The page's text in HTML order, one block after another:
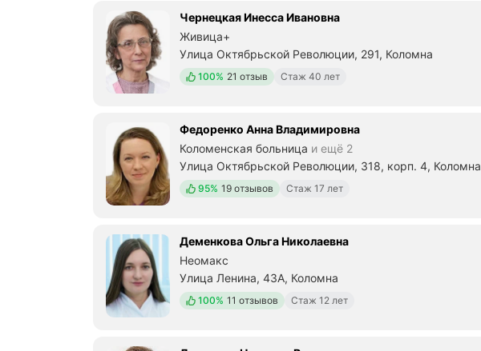
л
я
К
н
ы
)
.
В
ш
е
й
с
Чернецкая Инесса Ивановна
Живица+
Улица Октябрьской Революции, 291, Коломна
Положительных отзывов
100% 21 отзыв Стаж 40 лет
Федоренко Анна Владимировна
Коломенская больница и ещё 2
Улица Октябрьской Революции, 318, корп. 4, Коломна
Положительных отзывов
95% 19 отзывов Стаж 17 лет
Деменкова Ольга Николаевна
Неомакс
Улица Ленина, 43А, Коломна
Положительных отзывов
100% 11 отзывов Стаж 12 лет